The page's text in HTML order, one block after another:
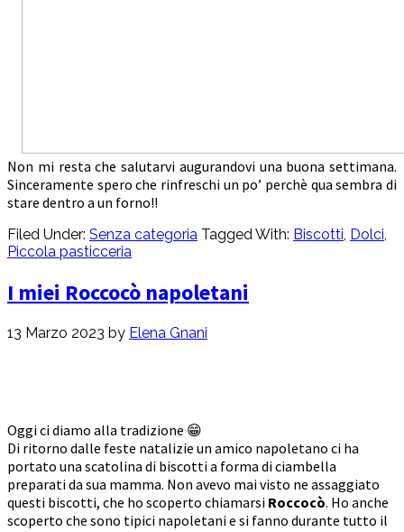
Non mi resta che salutarvi augurandovi una buona settimana.
Sinceramente spero che rinfreschi un po’ perchè qua sembra di
stare dentro a un forno!!
Filed Under: Senza categoria Tagged With: Biscotti, Dolci,
Piccola pasticceria
I miei Roccocò napoletani
13 Marzo 2023 by Elena Gnani
Oggi ci diamo alla tradizione 😁
Di ritorno dalle feste natalizie un amico napoletano ci ha
portato una scatolina di biscotti a forma di ciambella
preparati da sua mamma. Non avevo mai visto ne assaggiato
questi biscotti, che ho scoperto chiamarsi Roccocò. Ho anche
scoperto che sono tipici napoletani e si fanno durante tutto il